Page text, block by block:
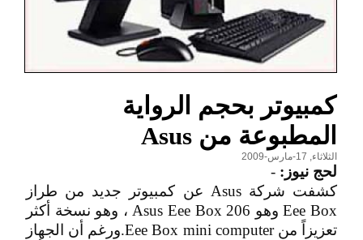
كمبيوتر بحجم الرواية
المطبوعة من Asus
الثلاثاء, 17-مارس-2009
لحج نيوز: -
كشفت شركة Asus عن كمبيوتر جديد من طراز
Eee Box وهو Asus Eee Box 206 ، وهو نسخة أكثر
تعزيزاً من Eee Box mini computer.ورغم أن الجهاز